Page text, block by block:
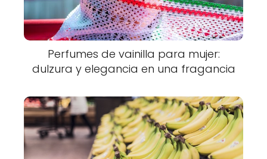
Perfumes de vainilla para mujer:
dulzura y elegancia en una fragancia